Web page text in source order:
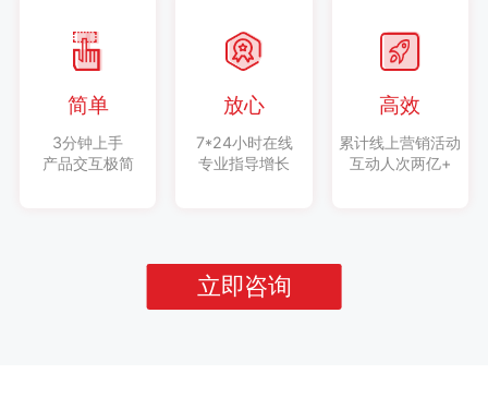
简单
3分钟上手
产品交互极简
放心
7*24小时在线
专业指导增长
高效
累计线上营销活动
互动人次两亿+
立即咨询